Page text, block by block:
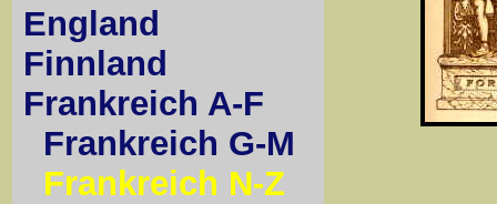
England
Finnland
Frankreich A-F
Frankreich G-M
Frankreich N-Z